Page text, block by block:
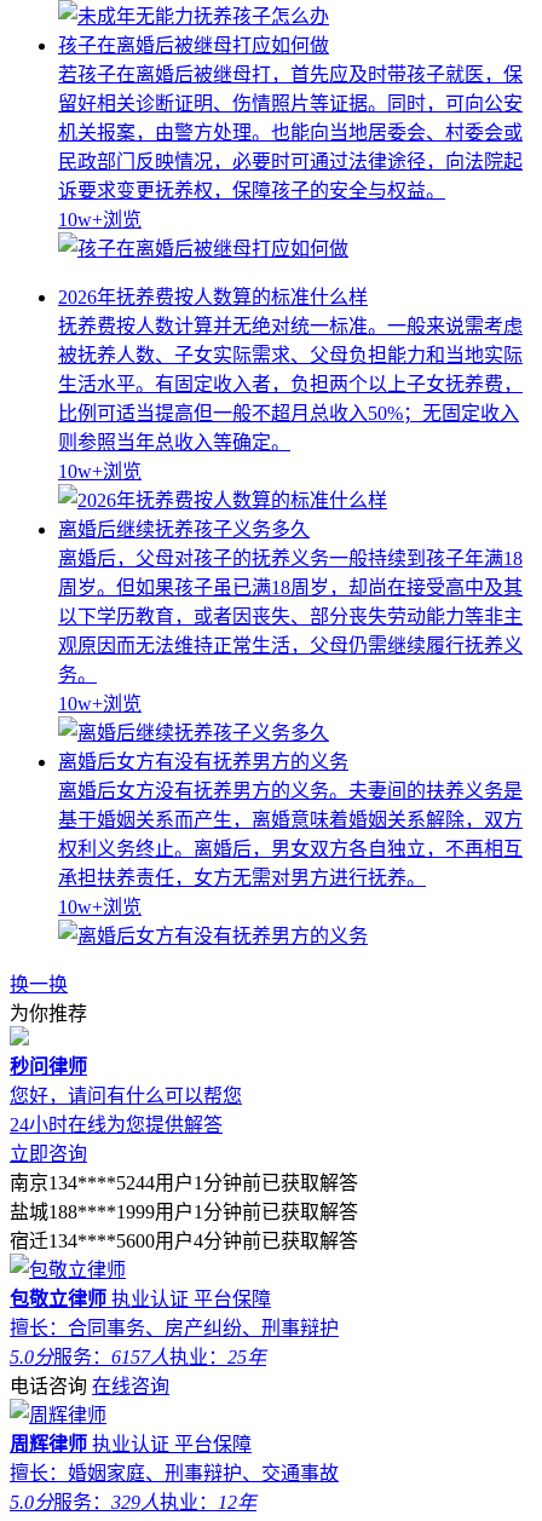
孩子在离婚后被继母打应如何做
若孩子在离婚后被继母打，首先应及时带孩子就医，保
留好相关诊断证明、伤情照片等证据。同时，可向公安
机关报案，由警方处理。也能向当地居委会、村委会或
民政部门反映情况，必要时可通过法律途径，向法院起
诉要求变更抚养权，保障孩子的安全与权益。
10w+浏览
2026年抚养费按人数算的标准什么样
抚养费按人数计算并无绝对统一标准。一般来说需考虑
被抚养人数、子女实际需求、父母负担能力和当地实际
生活水平。有固定收入者，负担两个以上子女抚养费，
比例可适当提高但一般不超月总收入50%；无固定收入
则参照当年总收入等确定。
10w+浏览
离婚后继续抚养孩子义务多久
离婚后，父母对孩子的抚养义务一般持续到孩子年满18
周岁。但如果孩子虽已满18周岁，却尚在接受高中及其
以下学历教育，或者因丧失、部分丧失劳动能力等非主
观原因而无法维持正常生活，父母仍需继续履行抚养义
务。
10w+浏览
离婚后女方有没有抚养男方的义务
离婚后女方没有抚养男方的义务。夫妻间的扶养义务是
基于婚姻关系而产生，离婚意味着婚姻关系解除，双方
权利义务终止。离婚后，男女双方各自独立，不再相互
承担扶养责任，女方无需对男方进行抚养。
10w+浏览
换一换
为你推荐
秒问律师
您好，请问有什么可以帮您
24小时在线为您提供解答
立即咨询
南京134****5244用户1分钟前已获取解答
盐城188****1999用户1分钟前已获取解答
宿迁134****5600用户4分钟前已获取解答
包敬立律师 执业认证 平台保障
擅长：合同事务、房产纠纷、刑事辩护
5.0分服务： 6157人执业： 25年
电话咨询 在线咨询
周辉律师 执业认证 平台保障
擅长：婚姻家庭、刑事辩护、交通事故
5.0分服务： 329人执业：
12年